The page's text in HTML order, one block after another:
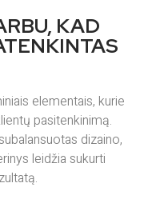
KAD
elementais, kurie
pasitenkinimą.
dizaino,
leidžia sukurti